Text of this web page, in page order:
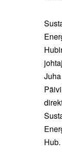
Juha
Hub.